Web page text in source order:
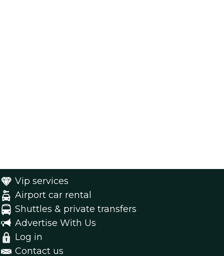
Vip services
Airport car rental
Shuttles & private transfers
Advertise With Us
Log in
Contact us